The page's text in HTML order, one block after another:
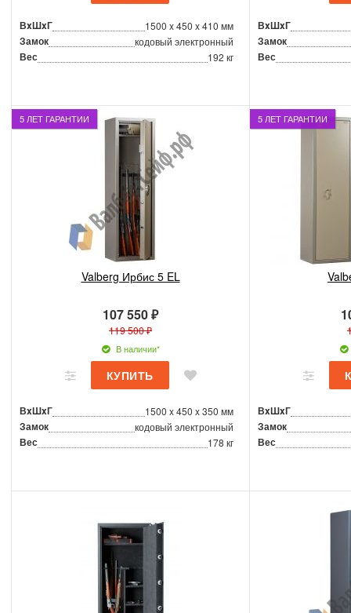
ВxШxГ 1500 x 450 x 410 мм
Замок кодовый электронный
Вес 192 кг
ВxШxГ
Замок
Вес
5 ЛЕТ ГАРАНТИИ
Valberg Ирбис 5 EL
107 550 ₽
119 500 ₽
В наличии*
ВxШxГ 1500 x 450 x 350 мм
Замок кодовый электронный
Вес 178 кг
5 ЛЕТ ГАРАНТИИ
ВxШxГ
Замок
Вес